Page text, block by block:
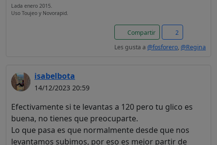
Lada enero 2015.
Uso Toujeo y Novorapid.
Compartir
2
Les gusta a @fosforero, @Regina
isabelbota
14/12/2023 20:59
Efectivamente si te levantas a 120 pero tu glico es
buena, no tienes que preocuparte.
Lo que pasa es que normalmente desde que nos
levantamos subimos, por eso es mejor partir de
¡Bienvenido! Antes de
continuar...